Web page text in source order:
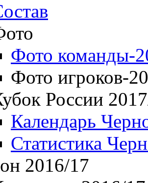
Фото команды-
Фото игроков-
России
Календарь
Статистика
2016/17